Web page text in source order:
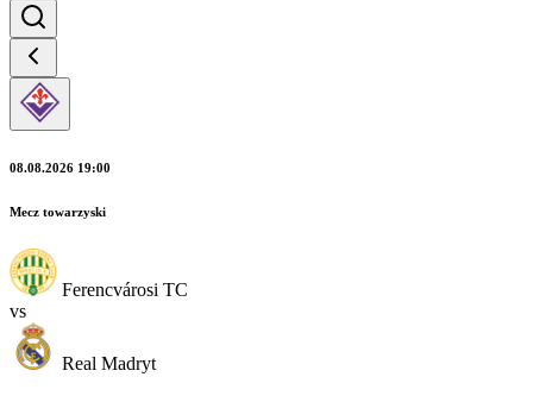
08.08.2026 19:00
Mecz towarzyski
Ferencvárosi TC
vs
Real Madryt